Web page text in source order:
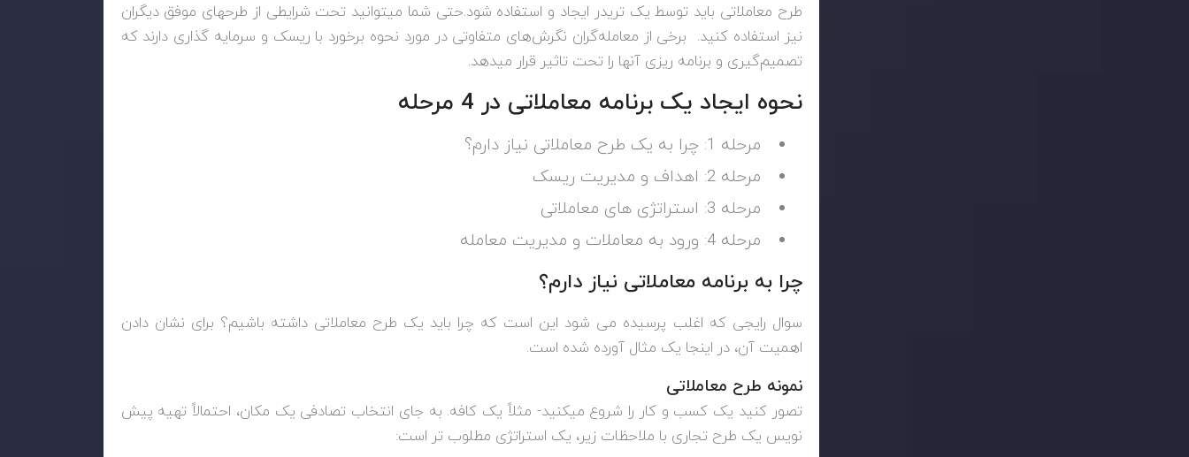
طرح معاملاتی باید توسط یک تریدر ایجاد و استفاده شود.حتی شما میتوانید تحت شرایطی از طرحهای موفق دیگران
نیز استفاده کنید. برخی از معامله‌گران نگرش‌های متفاوتی در مورد نحوه برخورد با ریسک و سرمایه گذاری دارند که
تصمیم‌گیری و برنامه ریزی آنها را تحت تاثیر قرار میدهد.
نحوه ایجاد یک برنامه معاملاتی در 4 مرحله
مرحله 1: چرا به یک طرح معاملاتی نیاز دارم؟
مرحله 2: اهداف و مدیریت ریسک
مرحله 3: استراتژی های معاملاتی
مرحله 4: ورود به معاملات و مدیریت معامله
چرا به برنامه معاملاتی نیاز دارم؟
سوال رایجی که اغلب پرسیده می شود این است که چرا باید یک طرح معاملاتی داشته باشیم؟ برای نشان دادن
اهمیت آن، در اینجا یک مثال آورده شده است.
نمونه طرح معاملاتی
تصور کنید یک کسب و کار را شروع میکنید- مثلاً یک کافه. به جای انتخاب تصادفی یک مکان، احتمالاً تهیه پیش
نویس یک طرح تجاری با ملاحظات زیر، یک استراتژی مطلوب تر است: